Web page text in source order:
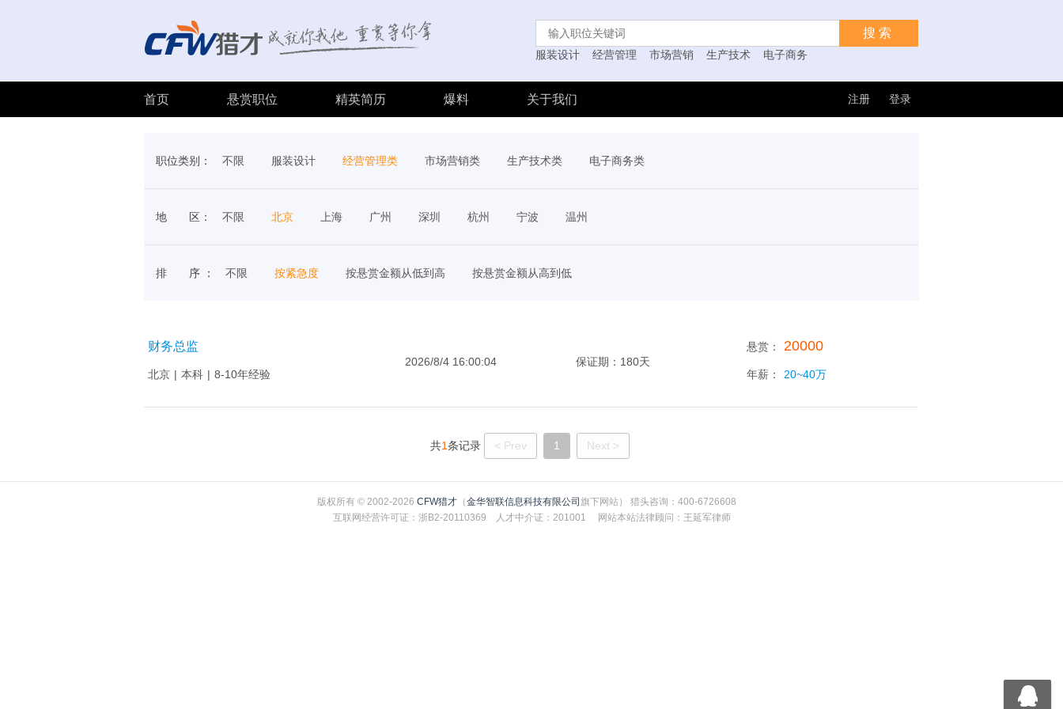
搜索
服装设计 经营管理 市场营销 生产技术 电子商务
首页 悬赏职位 精英简历 爆料 关于我们 注册 登录
职位类别： 不限 服装设计 经营管理类 市场营销类 生产技术类 电子商务类
地 区： 不限 北京 上海 广州 深圳 杭州 宁波 温州
排 序 ： 不限 按紧急度 按悬赏金额从低到高 按悬赏金额从高到低
财务总监
北京 | 本科 | 8-10年经验
2026/8/4 16:00:04 保证期：180天
悬赏： 20000
年薪： 20~40万
共1条记录 < Prev 1 Next >
版权所有 © 2002-2026 CFW猎才 （金华智联信息科技有限公司 旗下网站） 猎头咨询：400-6726608
互联网经营许可证：浙B2-20110369 人才中介证：201001 网站本站法律顾问：王延军律师